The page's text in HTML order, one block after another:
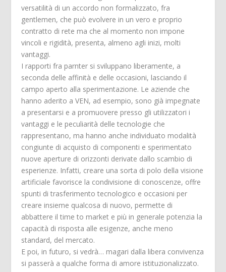
versatilità di un accordo non formalizzato, fra
gentlemen, che può evolvere in un vero e proprio
contratto di rete ma che al momento non impone
vincoli e rigidità, presenta, almeno agli inizi, molti
vantaggi.
I rapporti fra parnter si sviluppano liberamente, a
seconda delle affinità e delle occasioni, lasciando il
campo aperto alla sperimentazione. Le aziende che
hanno aderito a VEN, ad esempio, sono già impegnate
a presentarsi e a promuovere presso gli utilizzatori i
vantaggi e le peculiarità delle tecnologie che
rappresentano, ma hanno anche individuato modalità
congiunte di acquisto di componenti e sperimentato
nuove aperture di orizzonti derivate dallo scambio di
esperienze. Infatti, creare una sorta di polo della visione
artificiale favorisce la condivisione di conoscenze, offre
spunti di trasferimento tecnologico e occasioni per
creare insieme qualcosa di nuovo, permette di
abbattere il time to market e più in generale potenzia la
capacità di risposta alle esigenze, anche meno
standard, del mercato.
E poi, in futuro, si vedrà… magari dalla libera convivenza
si passerà a qualche forma di amore istituzionalizzato.